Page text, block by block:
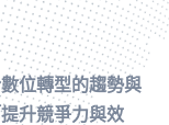
位轉型的趨勢與
升競爭力與效